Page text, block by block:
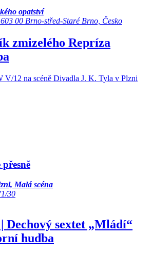
opatství
00 Brno-střed-Staré Brno, Česko
zmizelého Repríza
V/12 na scéně Divadla J. K. Tyla v Plzni
Malá scéna
30
Dechový sextet „Mládí“
hudba